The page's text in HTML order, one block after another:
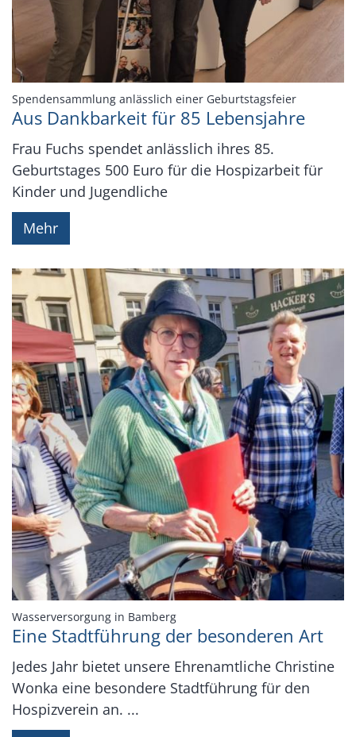
Spendensammlung anlässlich einer Geburtstagsfeier:
Aus Dankbarkeit für 85 Lebensjahre
Frau Fuchs spendet anlässlich ihres 85.
Geburtstages 500 Euro für die Hospizarbeit für
Kinder und Jugendliche
Mehr
Wasserversorgung in Bamberg:
Eine Stadtführung der besonderen Art
Jedes Jahr bietet unsere Ehrenamtliche Christine
Wonka eine besondere Stadtführung für den
Hospizverein an. ...